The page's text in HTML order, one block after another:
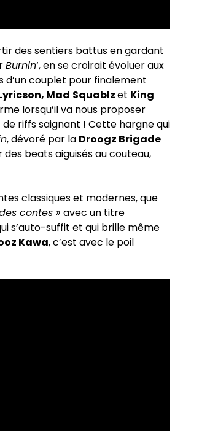
des sentiers battus en gardant
Burnin‘, en se croirait évoluer aux
d’un couplet pour finalement
Mad Squablzet King
lorsqu’il va nous proposer
riffs saignant ! Cette hargne qui
, dévoré par la Droogz Brigade
beats aiguisés au couteau,
classiques et modernes, que
contes » avec un titre
s’auto-suffit et qui brille même
Kawa, c’est avec le poil